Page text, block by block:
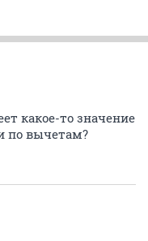
какое-то значение
по вычетам?